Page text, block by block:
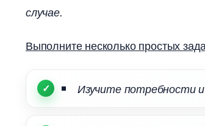
случае.
ыполните несколько простых
Изучите потребности